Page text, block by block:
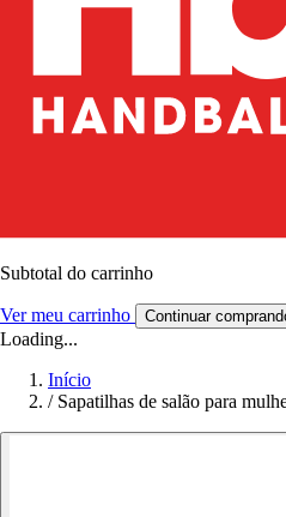
Subtotal do carrinho
Ver meu carrinho Continuar
Loading...
Início
/ Sapatilhas de salão para